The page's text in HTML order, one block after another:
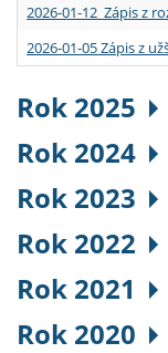
2026-01-12 Zápis z
2026-01-05 Zápis z
Rok 2025
Rok 2024
Rok 2023
Rok 2022
Rok 2021
Rok 2020